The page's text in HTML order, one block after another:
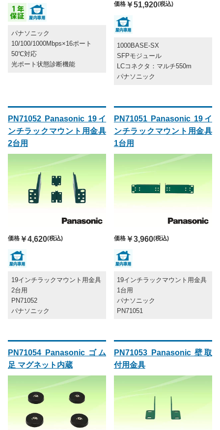
パナソニック
10/100/1000Mbps×16ポート
50℃対応
光ポート状態診断機能
価格￥51,920(税込)
1000BASE-SX
SFPモジュール
LCコネクタ：マルチ550m
パナソニック
PN71052 Panasonic 19イ
ンチラックマウント用金具
2台用
価格 ￥4,620(税込)
19インチラックマウント用金具
2台用
PN71052
パナソニック
PN71051 Panasonic 19イ
ンチラックマウント用金具
1台用
価格￥3,960(税込)
19インチラックマウント用金具
1台用
パナソニック
PN71051
PN71054 Panasonic ゴム
足 マグネット内蔵
PN71053 Panasonic 壁取
付用金具